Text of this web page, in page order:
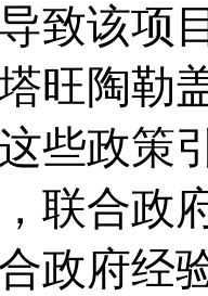
致该项
旺陶勒
些政策
联合政
政府经